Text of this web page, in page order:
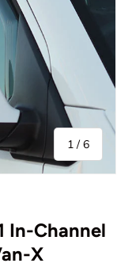
1 /von
6
In-Channel
X